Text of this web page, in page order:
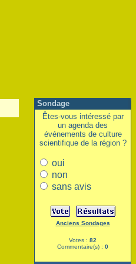
Sondage
Êtes-vous intéressé par
un agenda des
événements de culture
scientifique de la région ?
oui
non
sans avis
Anciens Sondages
Votes : 82
Commentaire(s) : 0